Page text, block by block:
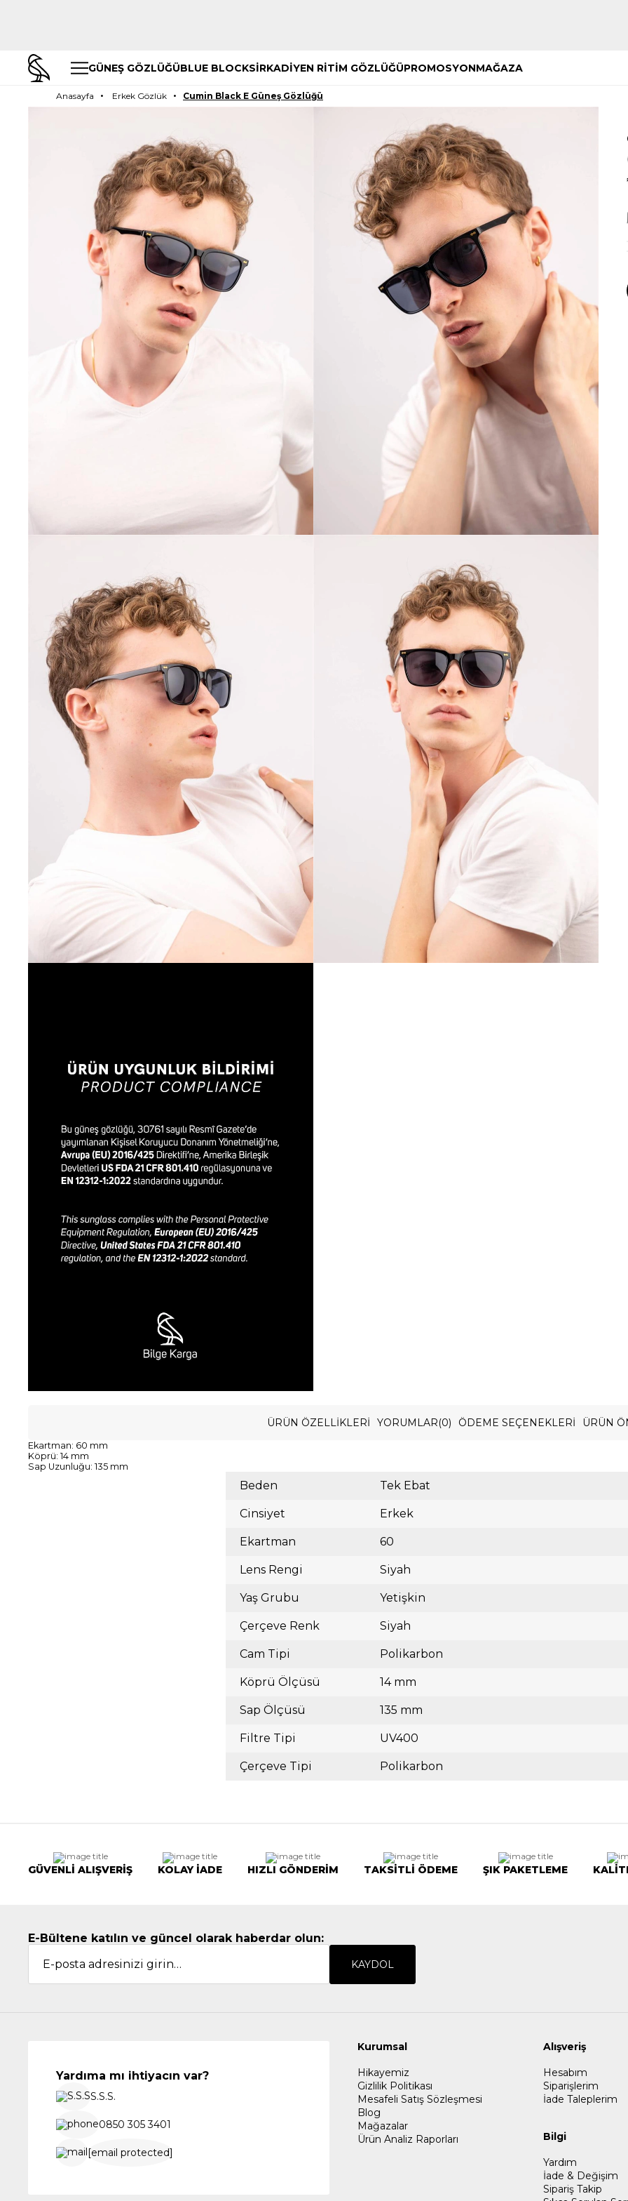
GÜNEŞ GÖZLÜĞÜBLUE BLOCKSİRKADİYEN RİTİM GÖZLÜĞÜPROMOSYONMAĞAZA
Anasayfa Erkek Gözlük Cumin Black E Güneş Gözlüğü
ÜRÜN ÖZELLIKLERI YORUMLAR(0) ÖDEME SEÇENEKLERI ÜRÜN
Ekartman: 60 mm
Köprü: 14 mm
Sap Uzunluğu: 135 mm
Beden Tek Ebat
Cinsiyet Erkek
Ekartman 60
Lens Rengi Siyah
Yaş Grubu Yetişkin
Çerçeve Renk Siyah
Cam Tipi Polikarbon
Köprü Ölçüsü 14 mm
Sap Ölçüsü 135 mm
Filtre Tipi UV400
Çerçeve Tipi Polikarbon
GÜVENLİ ALIŞVERİŞ KOLAY İADE HIZLI GÖNDERİM TAKSİTLİ ÖDEME ŞIK PAKETLEME
E-Bültene katılın ve güncel olarak haberdar olun:
KAYDOL
Yardıma mı ihtiyacın var?
S.S.S.
0850 305 3401
[email protected]
Kurumsal
Hikayemiz
Gizlilik Politikası
Mesafeli Satış Sözleşmesi
Blog
Mağazalar
Ürün Analiz Raporları
Alışveriş
Hesabım
Siparişlerim
İade Taleplerim
Bilgi
Yardım
İade & Değişim
Sipariş Takip